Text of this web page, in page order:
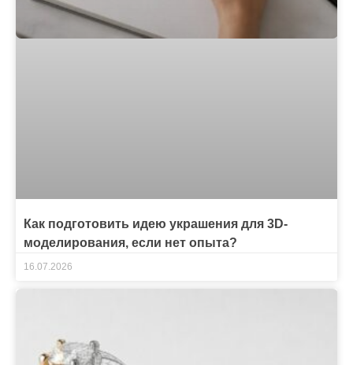
Как подготовить идею украшения для 3D-
моделирования, если нет опыта?
16.07.2026